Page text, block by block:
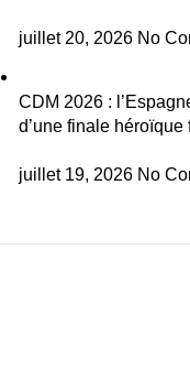
juillet 20, 2026 No
CDM 2026 :
d’une finale héroïque
juillet 19, 2026 No